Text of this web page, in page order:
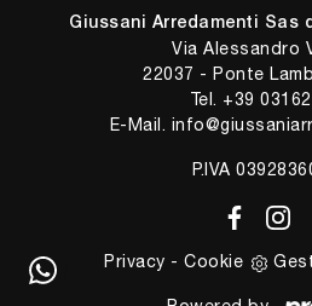
Giussani Arredamenti Sas
Via Alessandro
22037 - Ponte
Tel. +39
E-Mail.
P.IVA
Privacy -Cookie